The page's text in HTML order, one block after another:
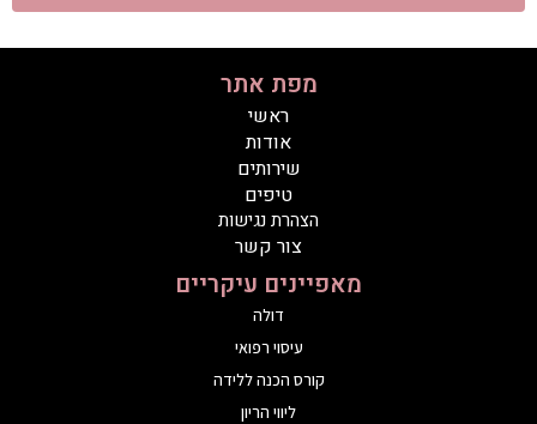
מפת אתר
ראשי
אודות
שירותים
טיפים
הצהרת נגישות
צור קשר
מאפיינים עיקריים
דולה
עיסוי רפואי
קורס הכנה ללידה
ליווי הריון